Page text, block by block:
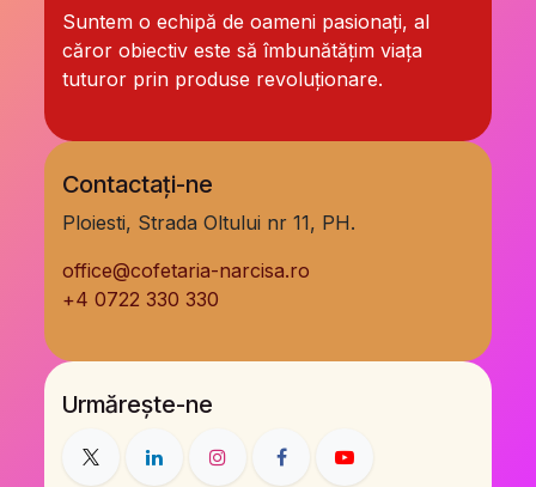
Suntem o echipă de oameni pasionați, al
căror obiectiv este să îmbunătățim viața
tuturor prin produse revoluționare.
Contactați-ne
Ploiesti, Strada Oltului nr 11, PH.
office@cofetaria-narcisa.ro
+4 0722 330 330
Urmărește-ne